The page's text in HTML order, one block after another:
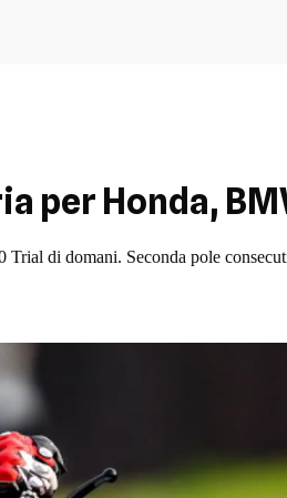
per Honda,
di domani. Seconda pole